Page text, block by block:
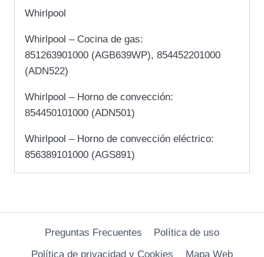
Whirlpool
Whirlpool – Cocina de gas:
851263901000 (AGB639WP), 854452201000
(ADN522)
Whirlpool – Horno de convección:
854450101000 (ADN501)
Whirlpool – Horno de convección eléctrico:
856389101000 (AGS891)
Preguntas Frecuentes
Política de uso
Política de privacidad y Cookies
Mapa Web